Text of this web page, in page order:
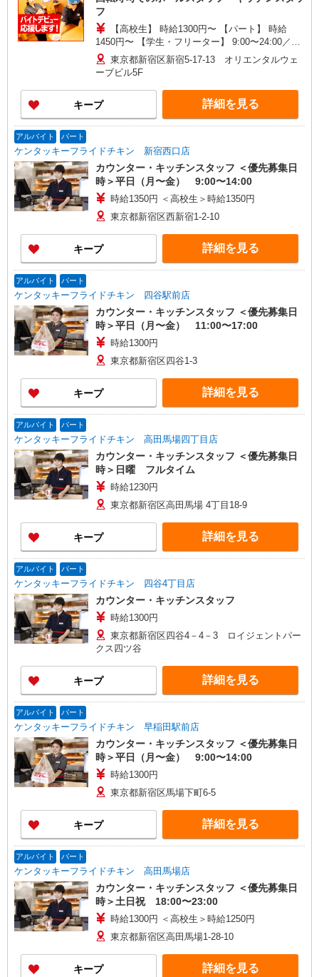
フ
【高校生】 時給1300円〜 【パート】 時給
1450円〜 【学生・フリーター】 9:00〜24:00／時
給1450円〜 ※閉店作業含む、作業により終了時間
は前後する場合有 ※22:00以降は時給25％UP ◆プ
レオープンから2ヶ月間基本給より＋200円UP※研
修中は除く ◆土・日・祝日は時給50円UP ※研修
時間（50h）は時給1226円
東京都新宿区新宿5-17-13 オリエンタルウェ
ーブビル5F
キープ 詳細を見る
アルバイト パート
ケンタッキーフライドチキン 新宿西口店
カウンター・キッチンスタッフ ＜優先募集日
時＞平日（月〜金） 9:00〜14:00
時給1350円 ＜高校生＞時給1350円
東京都新宿区西新宿1-2-10
キープ 詳細を見る
アルバイト パート
ケンタッキーフライドチキン 四谷駅前店
カウンター・キッチンスタッフ ＜優先募集日
時＞平日（月〜金） 11:00〜17:00
時給1300円
東京都新宿区四谷1-3
キープ 詳細を見る
アルバイト パート
ケンタッキーフライドチキン 高田馬場四丁目店
カウンター・キッチンスタッフ ＜優先募集日
時＞日曜 フルタイム
時給1230円
東京都新宿区高田馬場 4丁目18-9
キープ 詳細を見る
アルバイト パート
ケンタッキーフライドチキン 四谷4丁目店
カウンター・キッチンスタッフ
時給1300円
東京都新宿区四谷4－4－3 ロイジェントパー
クス四ツ谷
キープ 詳細を見る
アルバイト パート
ケンタッキーフライドチキン 早稲田駅前店
カウンター・キッチンスタッフ ＜優先募集日
時＞平日（月〜金） 9:00〜14:00
時給1300円
東京都新宿区馬場下町6-5
キープ 詳細を見る
アルバイト パート
ケンタッキーフライドチキン 高田馬場店
カウンター・キッチンスタッフ ＜優先募集日
時＞土日祝 18:00〜23:00
時給1300円 ＜高校生＞時給1250円
東京都新宿区高田馬場1-28-10
キープ 詳細を見る